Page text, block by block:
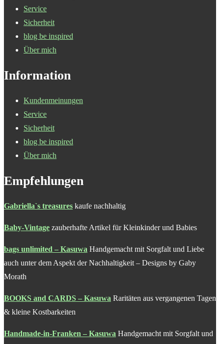
Service
Sicherheit
blog be inspired
Über mich
Information
Kundenmeinungen
Service
Sicherheit
blog be inspired
Über mich
Empfehlungen
Gabriella`s treasures kaufe nachhaltig
Baby-Vintage zauberhafte Artikel für Kleinkinder und Babies
bags unlimited – Kasuwa Handgemacht mit Sorgfalt und Liebe
auch unter dem Aspekt der Nachhaltigkeit – Designs by Gaby
Morath
BOOKS and CARDS – Kasuwa Raritäten aus vergangenen Tagen
& kleine Kostbarkeiten
Handmade-in-Franken – Kasuwa Handgemacht mit Sorgfalt und